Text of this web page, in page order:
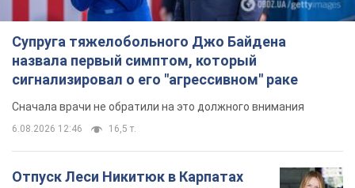
ведущую несправедливо захейтили
Знаменитость вышла на прямую
коммуникацию в сети и расставила все точки
над "i"
6.08.2026 17:32 13,1 т.
"Динамо" с победы стартовало в
квалификации Лиги конференций.
Видео